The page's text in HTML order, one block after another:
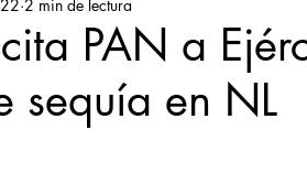
San Pedro Garza Garcia
Clima Principal Salud
PAN a
sequía en NL
2 min de lectura